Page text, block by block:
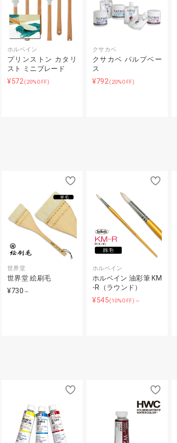
ホルベイン
プリンストン カタリ
スト ミニブレード
¥572(20%OFF)
クサカベ
クサカベ パルプベー
ス
¥792(20%OFF)
世界堂
世界堂 絵刷毛
¥730 ～
ホルベイン
ホルベイン 油彩筆 KM
-R（ラウンド）
¥545(10%OFF)～